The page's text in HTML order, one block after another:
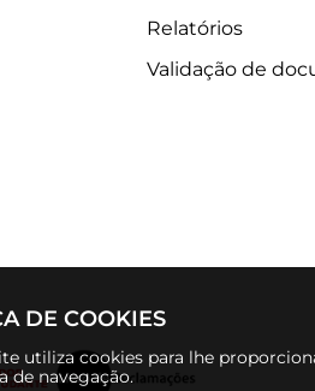
DE COOKIES
utiliza cookies para lhe
de navegação.
Relatórios
Validação de